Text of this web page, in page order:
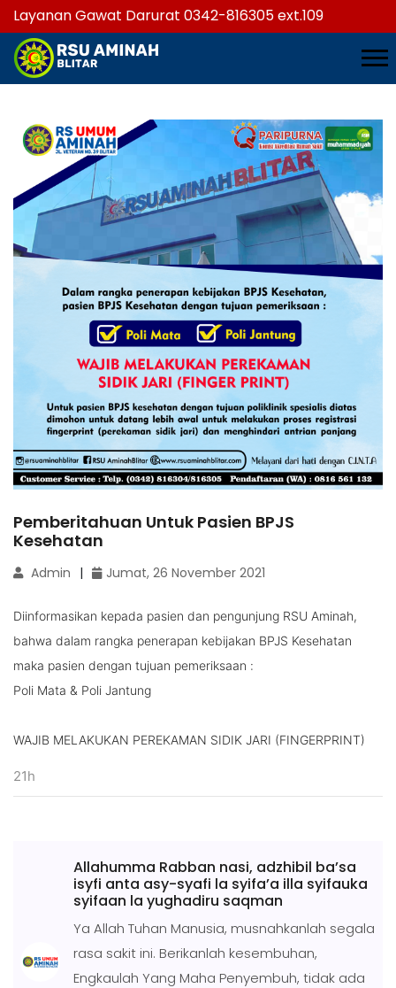
Layanan Gawat Darurat 0342-816305 ext.109
Pemberitahuan Untuk Pasien BPJS
Kesehatan
Admin Jumat, 26 November 2021
Diinformasikan kepada pasien dan pengunjung RSU Aminah,
bahwa dalam rangka penerapan kebijakan BPJS Kesehatan
maka pasien dengan tujuan pemeriksaan :
Poli Mata & Poli Jantung
WAJIB MELAKUKAN PEREKAMAN SIDIK JARI (FINGERPRINT)
21h
Allahumma Rabban nasi, adzhibil ba’sa
isyfi anta asy-syafi la syifa’a illa syifauka
syifaan la yughadiru saqman
Ya Allah Tuhan Manusia, musnahkanlah segala
rasa sakit ini. Berikanlah kesembuhan,
Engkaulah Yang Maha Penyembuh, tidak ada